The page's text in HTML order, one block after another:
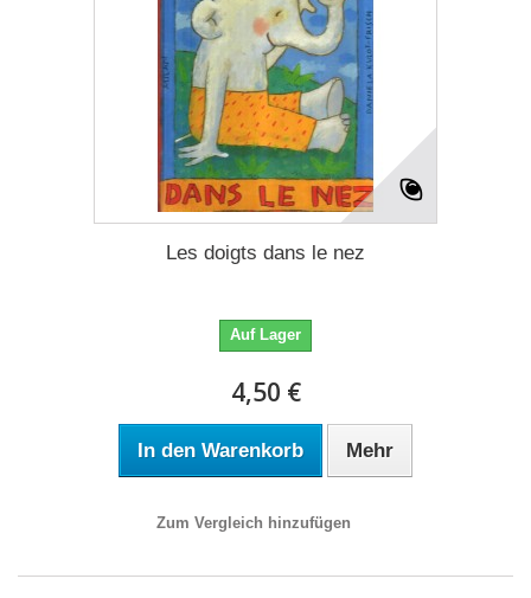
Les doigts dans le nez
Auf Lager
4,50 €
In den Warenkorb Mehr
Zum Vergleich hinzufügen